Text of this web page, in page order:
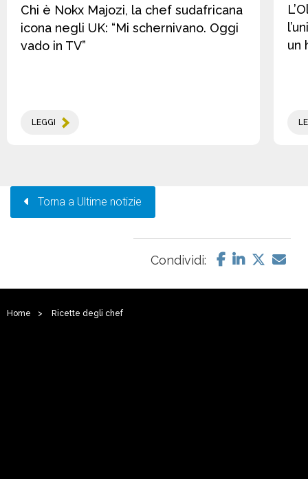
Chi è Nokx Majozi, la chef sudafricana
icona negli UK: “Mi schernivano. Oggi
vado in TV”
LEGGI
un
Torna a Ultime notizie
Condividi: